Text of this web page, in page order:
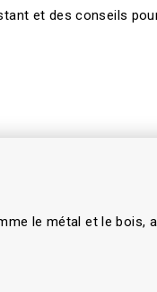
et des conseils
le métal et le bois,